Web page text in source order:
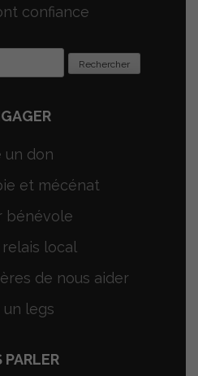
confiance
un don
et mécénat
bénévole
local
de nous aider
un legs
PARLER